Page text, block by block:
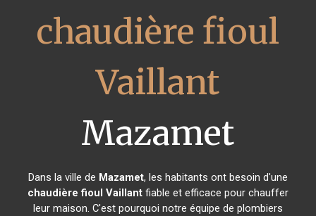
chaudière fioul
Vaillant
Mazamet
Dans la ville de Mazamet, les habitants ont besoin d'une
chaudière fioul Vaillantfiable et efficace pour chauffer
leur maison. C'est pourquoi notre équipe de plombiers